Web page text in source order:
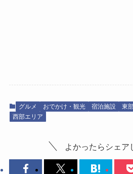
グルメ おでかけ・観光 宿泊施設 東
西部エリア
よかったらシェア